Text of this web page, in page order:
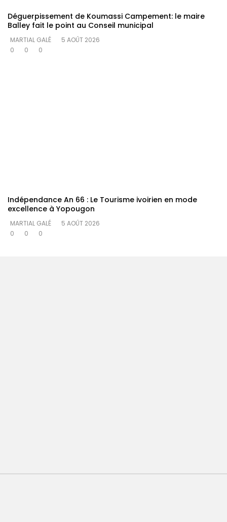
Déguerpissement de Koumassi Campement: le maire
Balley fait le point au Conseil municipal
MARTIAL GALÉ
5 AOÛT 2026
0
0 0
Indépendance An 66 : Le Tourisme ivoirien en mode
excellence à Yopougon
MARTIAL GALÉ
5 AOÛT 2026
0
0 0